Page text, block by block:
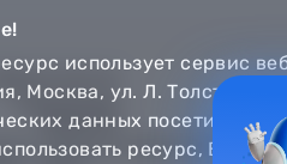
информатизации Тюменской
использует сервис
Москва, ул. Л. Толстого,
данных посетителей
ресурс, Вы